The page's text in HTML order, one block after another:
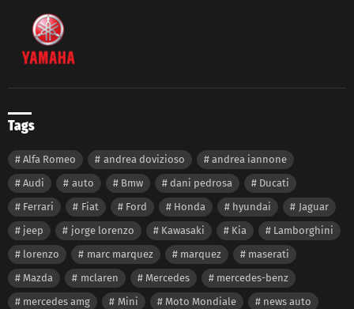
Tags
Alfa Romeo andrea dovizioso
andrea iannone
Audi
auto Bmw dani pedrosa
Ducati
Ferrari
Fiat Ford Honda hyundai
Jaguar
jeep
jorge lorenzo Kawasaki Kia
Lamborghini
lorenzo
marc marquez marquez
maserati
Mazda
mclaren Mercedes
mercedes-benz
mercedes amg
Mini Moto Mondiale
news auto